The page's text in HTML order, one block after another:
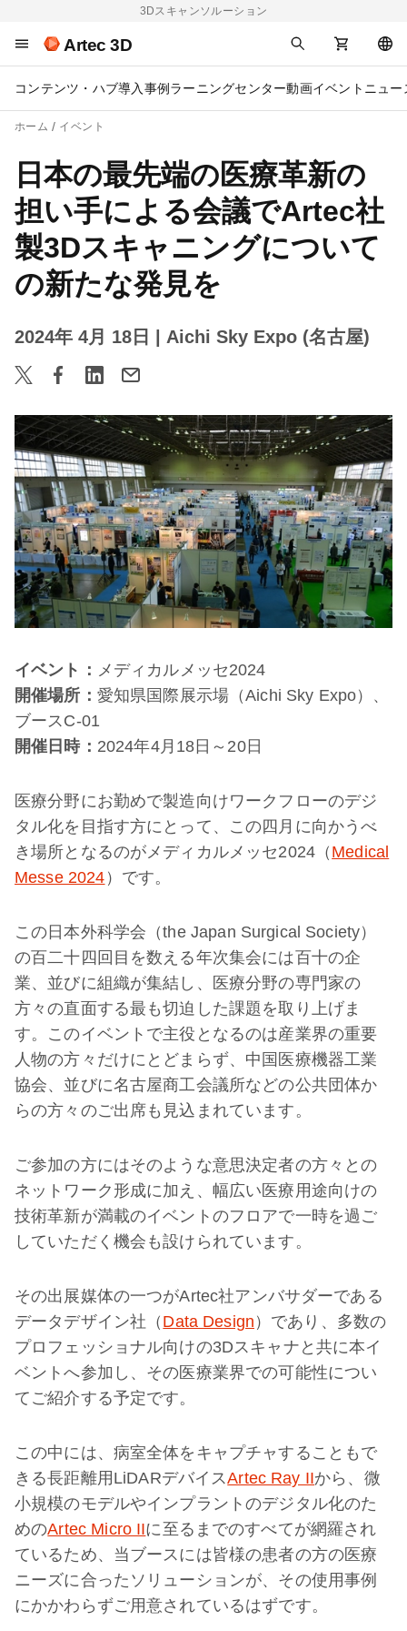
3Dスキャンソルーション
Artec 3D
コンテンツ・ハブ導入事例 ラーニングセンター動画イベント ニュー
ホーム イベント
日本の最先端の医療革新の
担い手による会議でArtec社
製3Dスキャニングについて
の新たな発見を
2024年 4月 18日 | Aichi Sky Expo (名古屋)
イベント： メディカルメッセ2024
開催場所： 愛知県国際展示場（Aichi Sky Expo）、
ブースC-01
開催日時： 2024年4月18日～20日
医療分野にお勤めで製造向けワークフローのデジ
タル化を目指す方にとって、この四月に向かうべ
き場所となるのがメディカルメッセ2024（ Medical
Messe 2024 ）です。
この日本外科学会（the Japan Surgical Society）
の百二十四回目を数える年次集会には百十の企
業、並びに組織が集結し、医療分野の専門家の
方々の直面する最も切迫した課題を取り上げま
す。このイベントで主役となるのは産業界の重要
人物の方々だけにとどまらず、中国医療機器工業
協会、並びに名古屋商工会議所などの公共団体か
らの方々のご出席も見込まれています。
ご参加の方にはそのような意思決定者の方々との
ネットワーク形成に加え、幅広い医療用途向けの
技術革新が満載のイベントのフロアで一時を過ご
していただく機会も設けられています。
その出展媒体の一つがArtec社アンバサダーである
データデザイン社（ Data Design ）であり、多数の
プロフェッショナル向けの3Dスキャナと共に本イ
ベントへ参加し、その医療業界での可能性につい
てご紹介する予定です。
この中には、病室全体をキャプチャすることもで
きる長距離用LiDARデバイスArtec Ray IIから、微
小規模のモデルやインプラントのデジタル化のた
めのArtec Micro IIに至るまでのすべてが網羅され
ているため、当ブースには皆様の患者の方の医療
ニーズに合ったソリューションが、その使用事例
にかかわらずご用意されているはずです。